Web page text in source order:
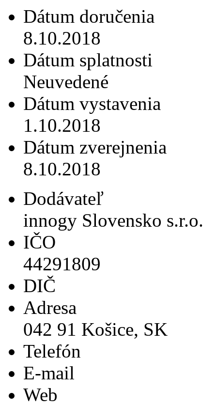
Dátum doručenia
8.10.2018
Dátum splatnosti
Neuvedené
Dátum vystavenia
1.10.2018
Dátum zverejnenia
8.10.2018
Dodávateľ
innogy Slovensko s.r.o.
IČO
44291809
DIČ
Adresa
042 91 Košice, SK
Telefón
E-mail
Web